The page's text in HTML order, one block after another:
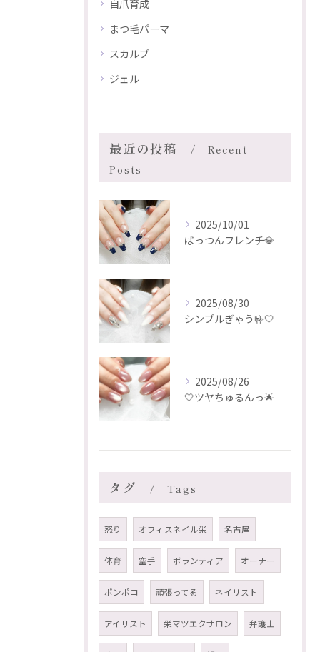
自爪育成
まつ毛パーマ
スカルプ
ジェル
最近の投稿
Recent
Posts
2025/10/01
ぱっつんフレンチ💎
2025/08/30
シンプルぎゃう🤟🤍
2025/08/26
🤍ツヤちゅるんっ🌟
タグ Tags
怒り オフィスネイル栄 名古屋
体育 空手 ボランティア オーナー
ポンポコ 頑張ってる ネイリスト
アイリスト 栄マツエクサロン 弁護士